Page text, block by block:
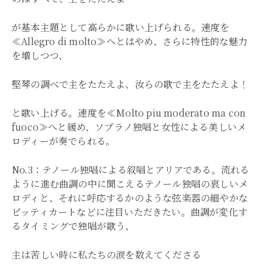
が基本主題として高らかに歌い上げられる。速度を
≪Allegro di molto≫へとはやめ、さらに特性的な魅力
を増しつつ、
堅琴の調べで主をたたえよ、汝らの歌で主をたたえよ！
と歌い上げる。速度を≪Molto piu moderato ma con
fuoco≫へと緩め、ソプラノ独唱と女性による美しいメ
ロディーが奏でられる。
No.3：テノール独唱による叙唱とアリアである。流れる
ように進む曲調の中に聞こえるテノール独唱の哀しいメ
ロディと、それに呼応するかのような弦楽器の細やかな
ピッティカートなどに注目いただきたい。曲調が変化す
るタイミングで独唱が歌う、
主は苦しい時に私たちの涙を数えてくださる